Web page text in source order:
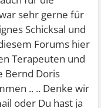
ihn u. er
tue. Mein Medi
geht mir gut damit
sehr gerne für
Schicksal und
Forums hier
Terapeuten und
Bernd Doris
.. .. Denke wir
oder Du hast ja